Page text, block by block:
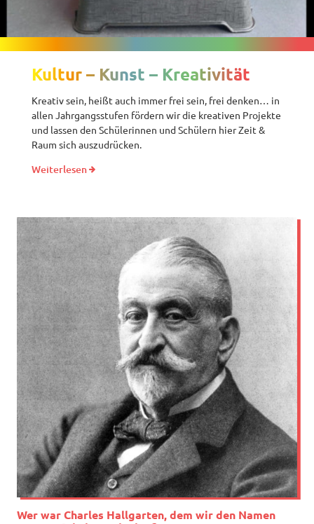
Kultur – Kunst – Kreativität
Kreativ sein, heißt auch immer frei sein, frei denken… in
allen Jahrgangsstufen fördern wir die kreativen Projekte
und lassen den Schülerinnen und Schülern hier Zeit &
Raum sich auszudrücken.
Weiterlesen
Wer war Charles Hallgarten, dem wir den Namen